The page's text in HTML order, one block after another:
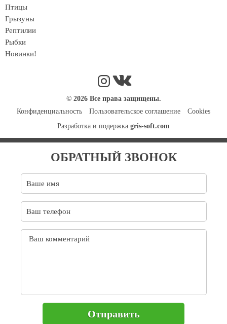
Птицы
Грызуны
Рептилии
Рыбки
Новинки!
© 2026 Все права защищены.
Конфиденциальность
Пользовательское соглашение
Cookies
Разработка и подержка gris-soft.com
ОБРАТНЫЙ ЗВОНОК
Отправить